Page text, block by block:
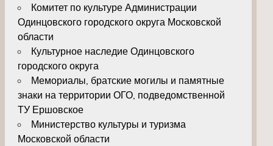
Комитет по культуре Администрации
Одинцовского городского округа Московской
области
Культурное наследие Одинцовского
городского округа
Мемориалы, братские могилы и памятные
знаки на территории ОГО, подведомственной
ТУ Ершовское
Министерство культуры и туризма
Московской области